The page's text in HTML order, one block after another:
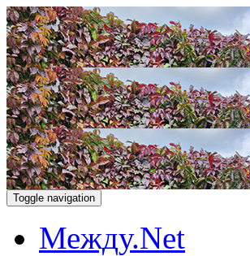
Toggle navigation
Между.Net